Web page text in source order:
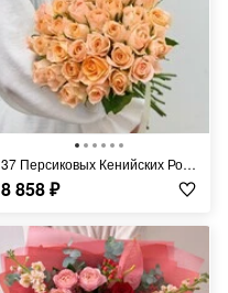
37 Персиковых Кенийских Роз 40 см
8 858₽